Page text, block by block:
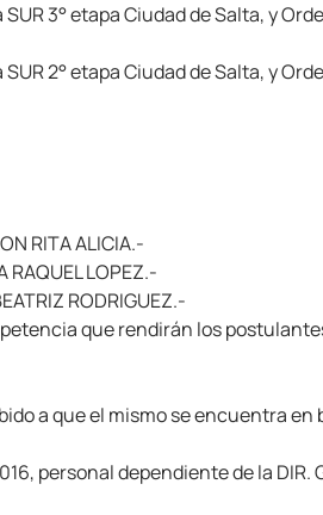
3° etapa Ciudad de Salta, y
2° etapa Ciudad de Salta, y
RITA ALICIA.-
LOPEZ.-
RODRIGUEZ.-
que rendirán los
a que el mismo se encuentra en
personal dependiente de la DIR.